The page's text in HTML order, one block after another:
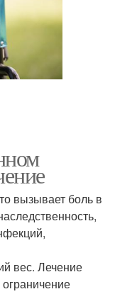
вызывает боль в
вес. Лечение